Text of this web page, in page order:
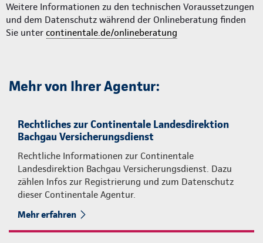
Weitere Informationen zu den technischen Voraussetzungen
und dem Datenschutz während der Onlineberatung finden
Sie unter continentale.de/onlineberatung
Mehr von Ihrer Agentur:
Rechtliches zur Continentale Landesdirektion
Bachgau Versicherungsdienst
Rechtliche Informationen zur Continentale
Landesdirektion Bachgau Versicherungsdienst. Dazu
zählen Infos zur Registrierung und zum Datenschutz
dieser Continentale Agentur.
Mehr erfahren